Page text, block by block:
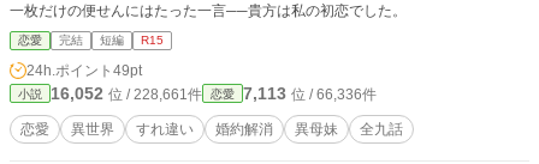
一枚だけの便せんにはたった一言──貴方は私の初恋でした。
恋愛 完結 短編 R15
24h.ポイント 49pt
小説 16,052 位 / 228,661件 恋愛 7,113 位 / 66,336件
恋愛 異世界 すれ違い 婚約解消 異母妹 全九話